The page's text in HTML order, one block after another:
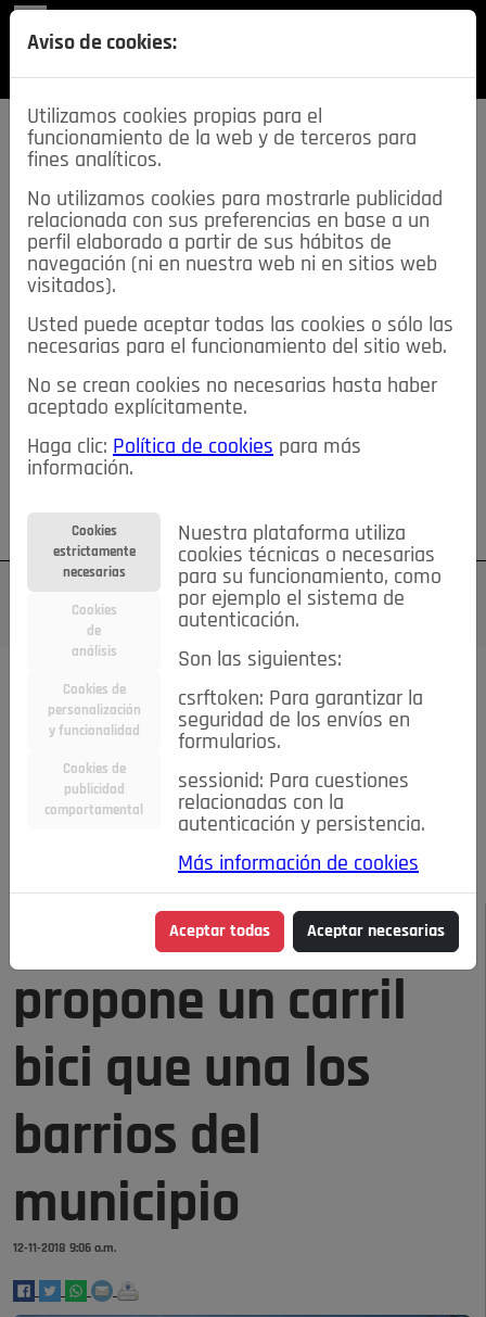
SECCIONES
descarga esta
REVISTA
≡NOTICIAS
NOTICIAS SERVICIOS DE INTERÉS
TABLÓN DE ANUNCIOS MIS ANUNCIOS CONTACTO
NOSOTROS
Su cuenta Regístrese ¿Olvidó su contraseña?
Todas las noticias..
#TePrestoMisOjos Caridad
Ciencia&Tecnología
Economía
Entretenimiento
Estilo de Vida
Internacional
Madrid Opinión IN
Pozuelo de Alarcón
Salud 🔴 En Directo
NOTICIAS
Somos Pozuelo
propone un carril
bici que una los
barrios del
municipio
12-11-2018 9:06 a.m.
Aviso de cookies:
Utilizamos cookies propias para el
funcionamiento de la web y de terceros para
fines analíticos.
No utilizamos cookies para mostrarle publicidad
relacionada con sus preferencias en base a un
perfil elaborado a partir de sus hábitos de
navegación (ni en nuestra web ni en sitios web
visitados).
Usted puede aceptar todas las cookies o sólo las
necesarias para el funcionamiento del sitio web.
No se crean cookies no necesarias hasta haber
aceptado explícitamente.
Haga clic: Política de cookies para más
información.
Cookies
estrictamente
necesarias
Cookies
de
análisis
Cookies de
personalización
y funcionalidad
Cookies de
publicidad
comportamental
Nuestra plataforma utiliza
cookies técnicas o necesarias
para su funcionamiento, como
por ejemplo el sistema de
autenticación.
Son las siguientes:
csrftoken: Para garantizar la
seguridad de los envíos en
formularios.
sessionid: Para cuestiones
relacionadas con la
autenticación y persistencia.
Más información de cookies
Aceptar todas Aceptar necesarias